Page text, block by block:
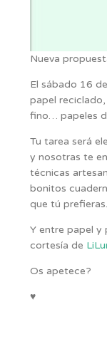
Nueva
El sábado 16
papel
fino… papeles
Tu tarea será
y nosotras te
técnicas
bonitos
que tú prefieras.
Y entre papel y
cortesía de
Os apetece?
♥